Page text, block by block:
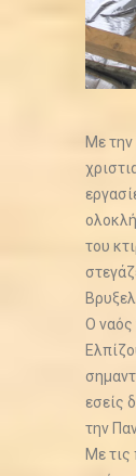
Με την
του
Ο ναός
εσείς
την
Με